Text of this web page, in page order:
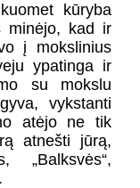
kūryba
minėjo, kad ir
į mokslinius
ypatinga ir
su mokslu
vykstanti
atėjo ne tik
atnešti jūrą,